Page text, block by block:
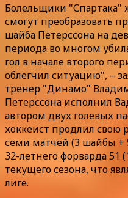
Болельщики
смогут преобразовать
шайба Петерссона на
периода во многом
гол в начале второго
облегчил ситуацию", –
тренер "Динамо"
Петерссона исполнил
автором двух голевых
хоккеист продлил свою
семи матчей (3 шайбы +
32-летнего форварда 51
текущего сезона, что
лиге.